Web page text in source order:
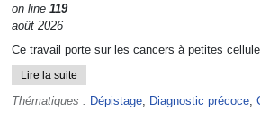
on line 119
août 2026
Ce travail porte sur les cancers à petites
Lire la suite
Thématiques : Dépistage, Diagnostic précoce,